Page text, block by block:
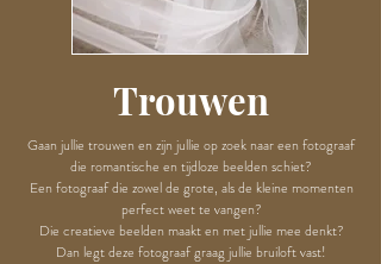
Trouwen
Gaan jullie trouwen en zijn jullie op zoek naar een fotograaf
die romantische en tijdloze beelden schiet?
Een fotograaf die zowel de grote, als de kleine momenten
perfect weet te vangen?
Die creatieve beelden maakt en met jullie mee denkt?
Dan legt deze fotograaf graag jullie bruiloft vast!